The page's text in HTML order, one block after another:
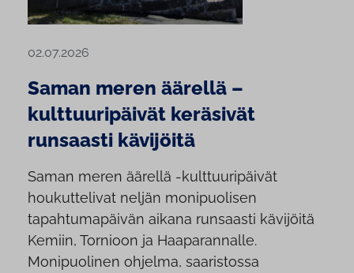
02.07.2026
Saman meren äärellä –
kulttuuripäivät keräsivät
runsaasti kävijöitä
Saman meren äärellä -kulttuuripäivät
houkuttelivat neljän monipuolisen
tapahtumapäivän aikana runsaasti kävijöitä
Kemiin, Tornioon ja Haaparannalle.
Monipuolinen ohjelma, saaristossa